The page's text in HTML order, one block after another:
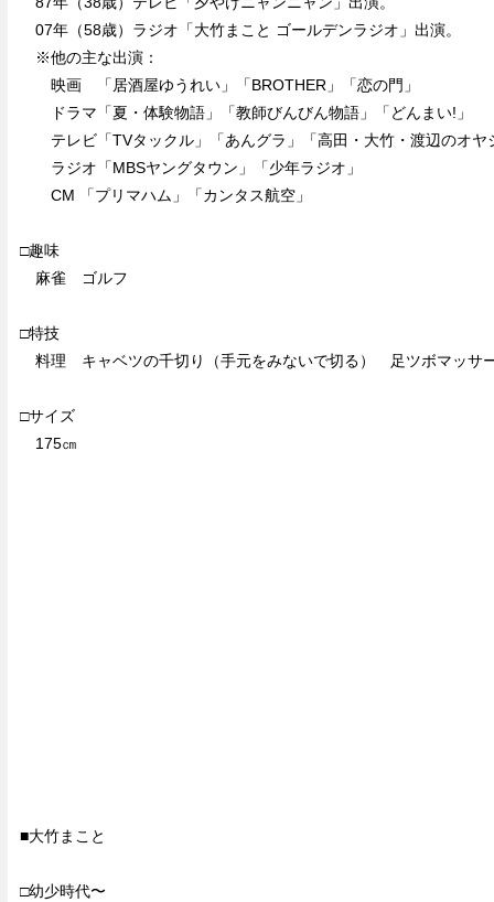
07年（58歳）ラジオ「大竹まこと ゴールデンラジオ」出演。
※他の主な出演：
映画 「居酒屋ゆうれい」「BROTHER」「恋の門」
ドラマ「夏・体験物語」「教師びんびん物語」「どんまい!」
テレビ「TVタックル」「あんグラ」「高田・大竹・渡辺のオヤ
ラジオ「MBSヤングタウン」「少年ラジオ」
CM 「プリマハム」「カンタス航空」
□趣味
麻雀 ゴルフ
□特技
料理 キャベツの千切り（手元をみないで切る） 足ツボマッサ
□サイズ
175㎝
■大竹まこと
□幼少時代〜